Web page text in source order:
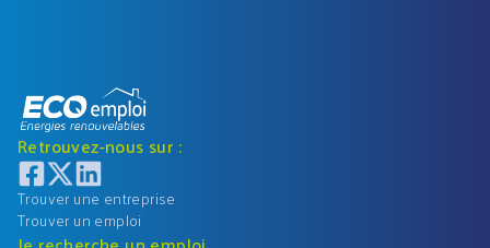
Retrouvez-nous sur :
Trouver une entreprise
Trouver un emploi